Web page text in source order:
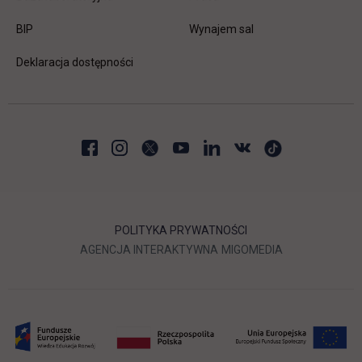
BIP
Deklaracja dostępności
Wynajem sal
POLITYKA PRYWATNOŚCI
AGENCJA INTERAKTYWNA LINK OTWIERA SIĘ W
MIGOMEDIA